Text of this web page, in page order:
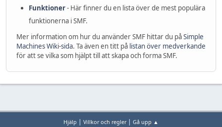
Funktioner- Här finner du en lista över de mest populära
funktionerna i SMF.
Mer information om hur du använder SMF hittar du påSimple
Machines Wiki-sida. Ta även en titt på listan över medverkande
för att se vilka som hjälpt till att skapa och forma SMF.
Hjälp | Villkor och regler| Gå upp ▲